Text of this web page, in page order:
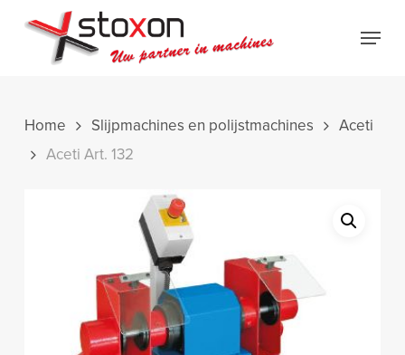
Menu
Home Slijpmachines en polijstmachines
Aceti
Aceti Art. 132